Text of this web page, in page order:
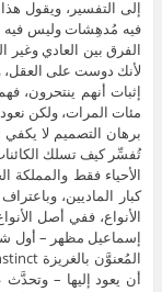
إلى التفسير، ويقول
فيه مُدهِشات وليس
الفرق بين العادي
لأنك دوست على العقل،
إثبات أنهم ينتحرون،
مئات المرات، ولكن
برهان التصميم لا
تُفسِّر كيف تسلك
الأحياء فقط والمملكة
الأنواع، ففي أصل
أن يعود إليها –